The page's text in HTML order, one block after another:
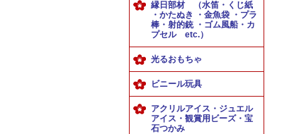
縁日部材 （水笛・くじ紙
・かたぬき ・金魚袋 ・プラ
棒・射的銃 ・ゴム風船・カ
プセル etc.）
光るおもちゃ
ビニール玩具
アクリルアイス・ジュエル
アイス・観賞用ビーズ・宝
石つかみ